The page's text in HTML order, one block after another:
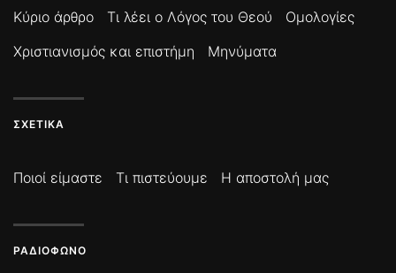
Κύριο άρθρο Τι λέει ο Λόγος του Θεού
Ομολογίες
Χριστιανισμός και επιστήμη
Μηνύματα
ΣΧΕΤΙΚΆ
Ποιοί είμαστε Τι πιστεύουμε Η αποστολή μας
ΡΑΔΙΌΦΩΝΟ